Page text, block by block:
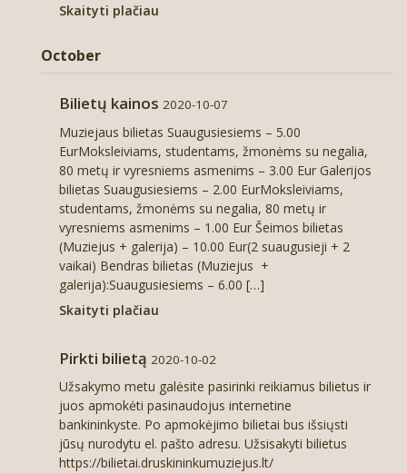
Vadovų susitikimai
Teisės aktai
Muziejaus dokumentai
Planavimo dokumentai
Viešieji pirkimai
Biudžeto vykdymo ataskaitų rinkiniai
Finansinių ataskaitų rinkiniai
Vidaus kontrolės tvarka
Darbo užmokestis
Metinių ataskaitų rinkiniai
Atviri duomenys
Asmens duomenų apsauga
Asmens duomenų tvarkymo taisyklės
Vaizdo duomenų tvarkymo taisyklės
Korupcijos prevencija
Karjera
Skaityti plačiau
October
Bilietų kainos 2020-10-07
Muziejaus bilietas Suaugusiesiems – 5.00
EurMoksleiviams, studentams, žmonėms su negalia,
80 metų ir vyresniems asmenims – 3.00 Eur Galerijos
bilietas Suaugusiesiems – 2.00 EurMoksleiviams,
studentams, žmonėms su negalia, 80 metų ir
vyresniems asmenims – 1.00 Eur Šeimos bilietas
(Muziejus + galerija) – 10.00 Eur(2 suaugusieji + 2
vaikai) Bendras bilietas (Muziejus +
galerija):Suaugusiesiems – 6.00 […]
Skaityti plačiau
Pirkti bilietą 2020-10-02
Užsakymo metu galėsite pasirinki reikiamus bilietus ir
juos apmokėti pasinaudojus internetine
bankininkyste. Po apmokėjimo bilietai bus išsiųsti
jūsų nurodytu el. pašto adresu. Užsisakyti bilietus
https://bilietai.druskininkumuziejus.lt/